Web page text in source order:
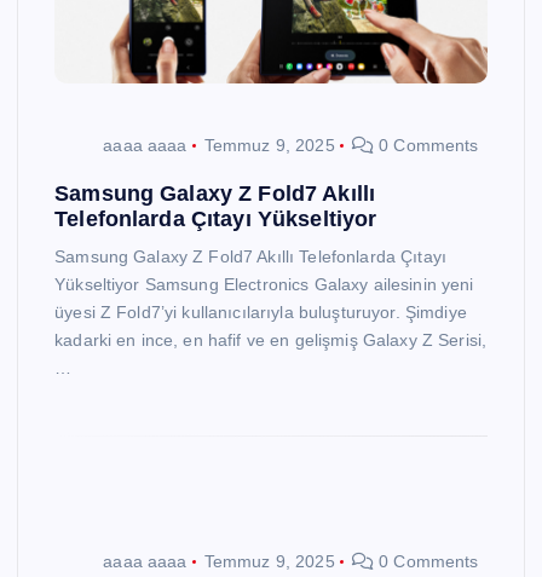
aaaa aaaa Temmuz 9, 2025 0 Comments
Samsung Galaxy Z Fold7 Akıllı
Telefonlarda Çıtayı Yükseltiyor
Samsung Galaxy Z Fold7 Akıllı Telefonlarda Çıtayı
Yükseltiyor Samsung Electronics Galaxy ailesinin yeni
üyesi Z Fold7’yi kullanıcılarıyla buluşturuyor. Şimdiye
kadarki en ince, en hafif ve en gelişmiş Galaxy Z Serisi,
aaaa aaaa Temmuz 9, 2025 0 Comments